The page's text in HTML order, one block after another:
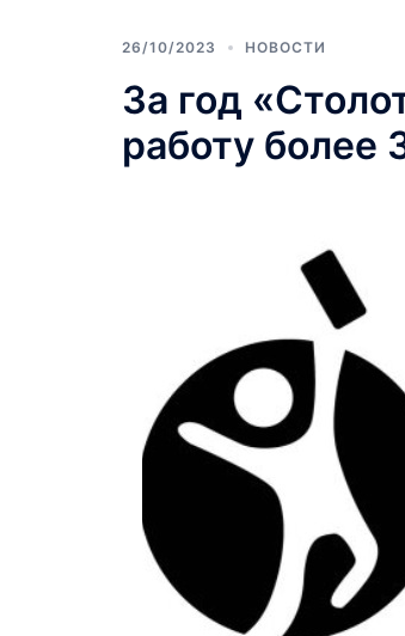
26/10/2023 НОВОСТИ
За год
работу более